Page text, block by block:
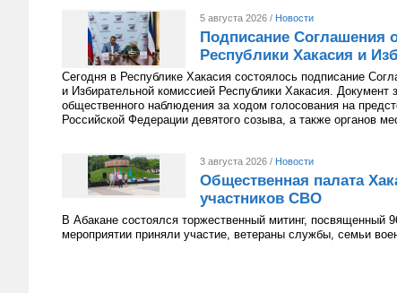
5 августа 2026 / Новости
Подписание Соглашения
Республики Хакасия и
Сегодня в Республике Хакасия состоялось подписание
и Избирательной комиссией Республики Хакасия. Документ
общественного наблюдения за ходом голосования на
Российской Федерации девятого созыва, а также органов
3 августа 2026 / Новости
Общественная палата
участников СВО
В Абакане состоялся торжественный митинг, посвященный
мероприятии приняли участие, ветераны службы, семьи